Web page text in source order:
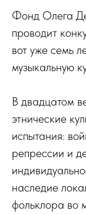
Фонд Олега
проводит
вот уже семь
музыкальную
В двадцатом
этнические
испытания:
репрессии и
наследие
фольклора во